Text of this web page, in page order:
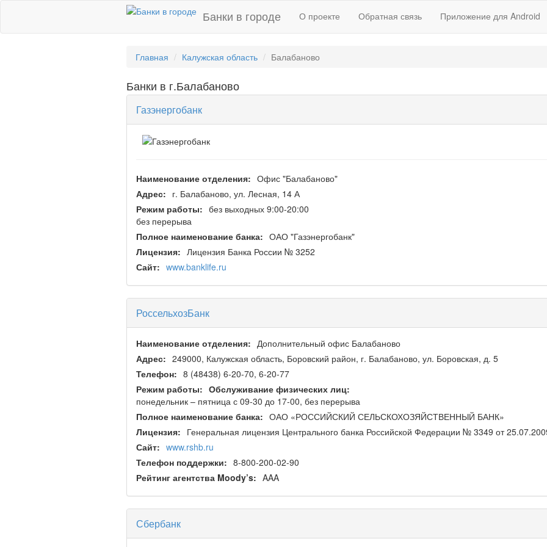
Банки в городе О проекте Обратная связь Приложение для Android
Главная Калужская область Балабаново
Банки в г.Балабаново
Газэнергобанк
Наименование отделения: Офис "Балабаново"
Адрес: г. Балабаново, ул. Лесная, 14 А
Режим работы: без выходных 9:00-20:00
без перерыва
Полное наименование банка: ОАО "Газэнергобанк"
Лицензия: Лицензия Банка России № 3252
Сайт: www.banklife.ru
РоссельхозБанк
Наименование отделения: Дополнительный офис Балабаново
Адрес: 249000, Калужская область, Боровский район, г. Балабаново, ул. Боровская, д. 5
Телефон: 8 (48438) 6-20-70, 6-20-77
Режим работы: Обслуживание физических лиц:
понедельник – пятница с 09-30 до 17-00, без перерыва
Полное наименование банка: ОАО «РОССИЙСКИЙ СЕЛЬСКОХОЗЯЙСТВЕННЫЙ БАНК»
Лицензия: Генеральная лицензия Центрального банка Российской Федерации № 3349 от
Сайт: www.rshb.ru
Телефон поддержки: 8-800-200-02-90
Рейтинг агентства Moody’s: AAA
Сбербанк